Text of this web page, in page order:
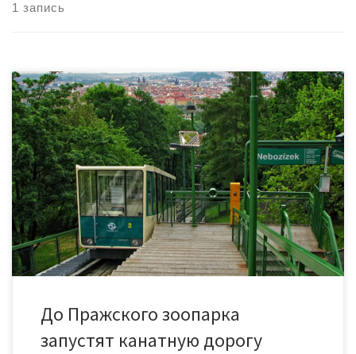
1 запись
В Праге (Чехия) планируют построить канатную дорогу,
которая позволит добраться из разных районов города до
крупнейшего в Европе зоопарка. Власти чешской столицы
совместно с городской транспортной компанией Ropid
намерены к 2024 году запустить канатную дорогу. Она
соединит район Подбаба (Прага 6) с районом Богнице (Прага
8). Линия пройдет над рекой […]
До Пражского зоопарка
запустят канатную дорогу